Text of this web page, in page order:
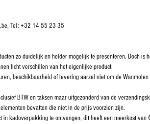
Tel: +32 14 55 23 35
zo duidelijk en helder mogelijk te presenteren. Doch
licht verschillen van het eigenlijke product.
beschikbaarheid of levering aarzel niet om de
BTW en taksen maar uitgezonderd van de
bevatten die niet in de prijs voorzien zijn.
in kadoverpakking te ontvangen, dit heeft een meerkost van